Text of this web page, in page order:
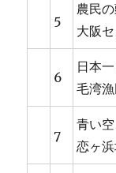
5
農民
大阪
6
日本
毛湾
7
青い
恋ヶ